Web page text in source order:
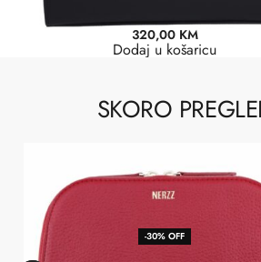
320,00 KM
Dodaj u košaricu
SKORO
-30% OFF